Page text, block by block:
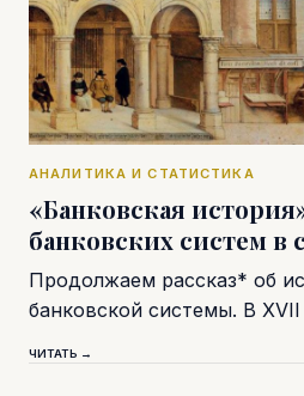
АНАЛИТИКА И СТАТИСТИКА
«Банковская
банковских систем в
Продолжаем рассказ* об
банковской системы. В
ЧИТАТЬ →